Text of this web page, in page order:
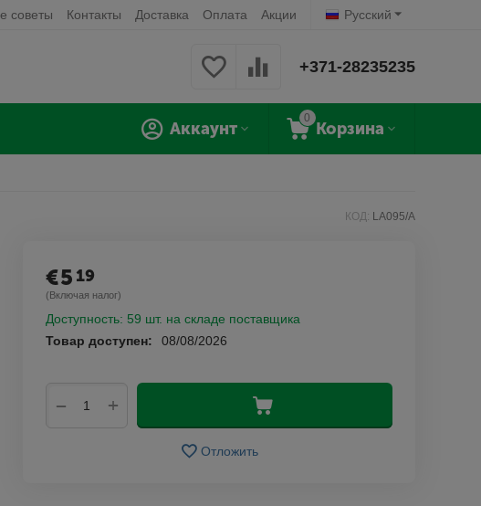
Русский
советы Контакты Доставка Оплата Акции
+371-28235235
0
Корзина
Аккаунт
КОД: LA095/A
€5 19
(Включая налог)
Доступность: 59 шт. на складе поставщика
Товар доступен:
08/08/2026
+
−
Отложить